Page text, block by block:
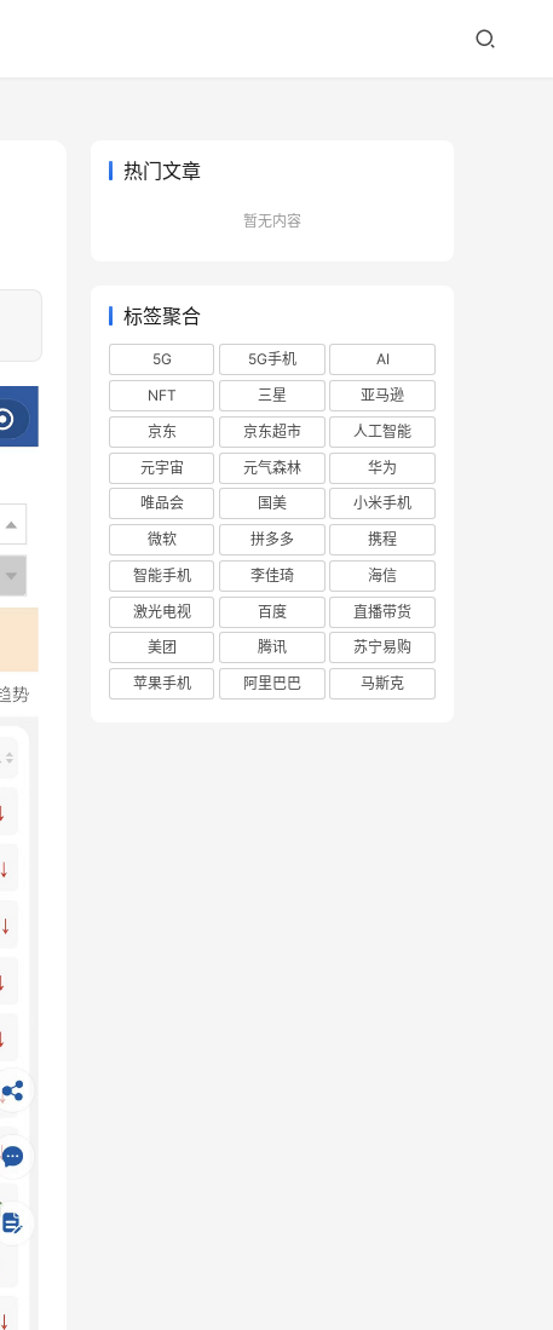
热门文章
暂无内容
标签聚合
5G 5G手机
AI
NFT
三星
亚马逊
京东
京东超市
人工智能
元宇宙
元气森林
华为
唯品会
国美
小米手机
微软
拼多多
携程
智能手机
李佳琦
海信
激光电视
百度
直播带货
美团
腾讯
苏宁易购
苹果手机
阿里巴巴 马斯克